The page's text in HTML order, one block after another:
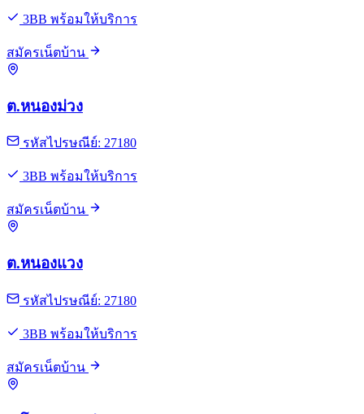
3BB พร้อมให้บริการ
สมัครเน็ตบ้าน
ต.หนองม่วง
รหัสไปรษณีย์: 27180
3BB พร้อมให้บริการ
สมัครเน็ตบ้าน
ต.หนองแวง
รหัสไปรษณีย์: 27180
3BB พร้อมให้บริการ
สมัครเน็ตบ้าน